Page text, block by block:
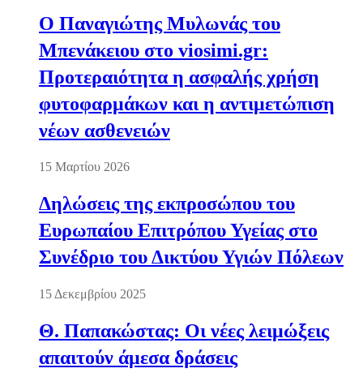
Ο Παναγιώτης Μυλωνάς του
Μπενάκειου στο viosimi.gr:
Προτεραιότητα η ασφαλής χρήση
φυτοφαρμάκων και η αντιμετώπιση
νέων ασθενειών
15 Μαρτίου 2026
Δηλώσεις της εκπροσώπου του
Ευρωπαίου Επιτρόπου Υγείας στο
Συνέδριο του Δικτύου Υγιών Πόλεων
15 Δεκεμβρίου 2025
Θ. Παπακώστας: Οι νέες λειμώξεις
απαιτούν άμεσα δράσεις